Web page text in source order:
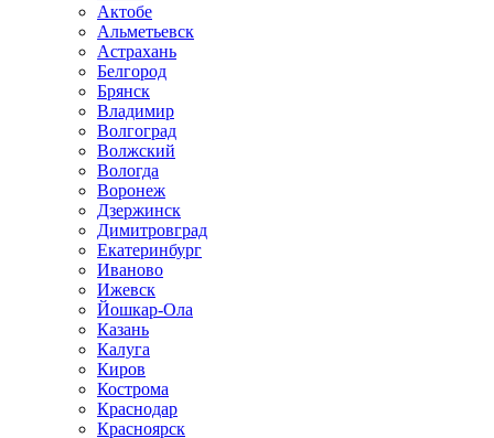
Актобе
Альметьевск
Астрахань
Белгород
Брянск
Владимир
Волгоград
Волжский
Вологда
Воронеж
Дзержинск
Димитровград
Екатеринбург
Иваново
Ижевск
Йошкар-Ола
Казань
Калуга
Киров
Кострома
Краснодар
Красноярск